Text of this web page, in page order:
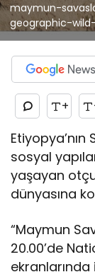
maymun-
geographic-
+
Etiyopya’nın
sosyal
yaşayan
dünyasına
“Maymun
20.00’de